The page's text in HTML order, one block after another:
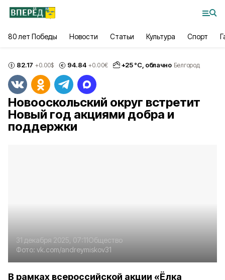
80 лет Победы Новости Статьи Культура Спорт
82.17 +0.00$ 94.84 +0.00€ +25°С, облачно Белгород
Новооскольский округ встретит
Новый год акциями добра и
поддержки
31 декабря 2025, 07:11 Общество
Фото: vk.com/andreymiskov31
В рамках всероссийской акции «Ёлка